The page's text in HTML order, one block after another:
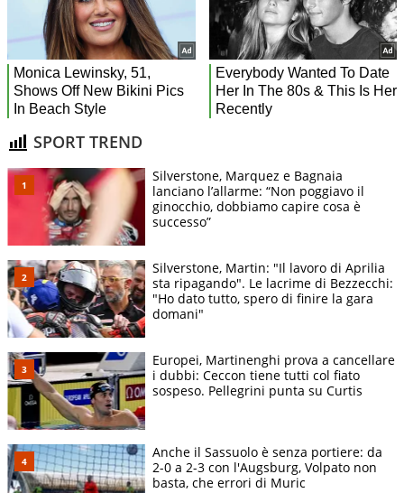
SPORT TREND
Silverstone, Marquez e Bagnaia
lanciano l’allarme: “Non poggiavo il
ginocchio, dobbiamo capire cosa è
successo”
Silverstone, Martin: "Il lavoro di Aprilia
sta ripagando". Le lacrime di Bezzecchi:
"Ho dato tutto, spero di finire la gara
domani"
Europei, Martinenghi prova a cancellare
i dubbi: Ceccon tiene tutti col fiato
sospeso. Pellegrini punta su Curtis
Anche il Sassuolo è senza portiere: da
2-0 a 2-3 con l'Augsburg, Volpato non
basta, che errori di Muric